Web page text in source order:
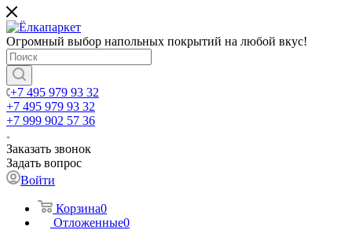
Огромный выбор напольных покрытий на любой вкус!
+7 495 979 93 32
+7 495 979 93 32
+7 999 902 57 36
Заказать звонок
Задать вопрос
Войти
Корзина0
Отложенные0